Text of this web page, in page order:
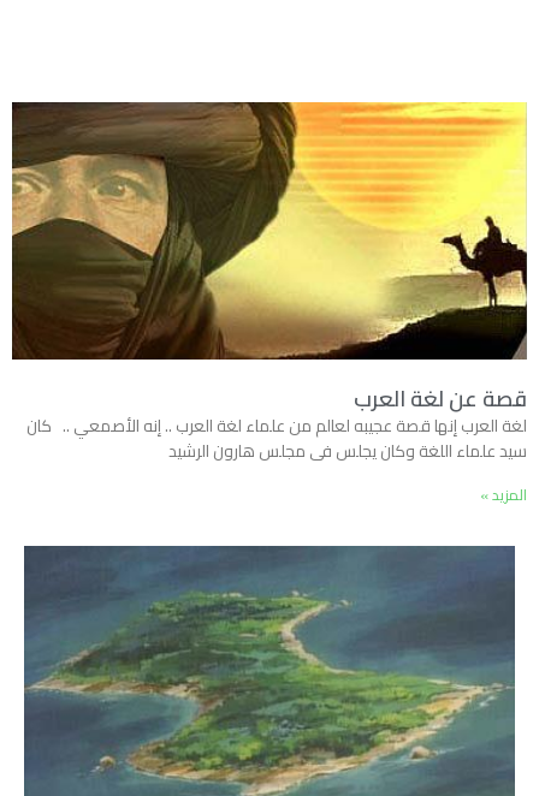
قصة عن لغة العرب
لغة العرب إنها قصة عجيبه لعالم من علماء لغة العرب .. إنه الأصمعي .. كان
سيد علماء اللغة وكان يجلس فى مجلس هارون الرشيد
المزيد »